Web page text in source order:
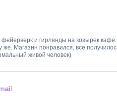
фейерверк и гирлянды на козырек
Магазин понравился, все
живой человек)